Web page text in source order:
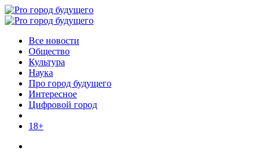
Menu
Поиск
Menu
Pro
Все новости
Общество
Культура
Наука
Про город будущего
Интересное
Цифровой город
18+